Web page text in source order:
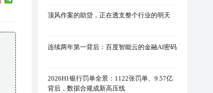
顶风作案的助贷，正在透支整个行业的明天
连续两年第一背后：百度智能云的金融AI密码
2026H1银行罚单全景：1122张罚单、9.57亿
背后，数据合规成新高压线